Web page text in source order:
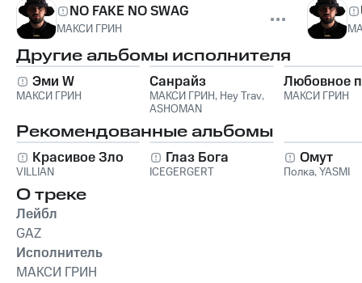
NO FAKE NO SWAG
МАКСИ ГРИН
Другие альбомы исполнителя
Эми W
МАКСИ ГРИН
Санрайз
МАКСИ ГРИН, Hey Trav,
ASHOMAN
Любовное
МАКСИ ГРИН
Рекомендованные альбомы
Красивое Зло
VILLIAN
Глаз Бога
ICEGERGERT
Омут
Полка,YASMI
О треке
Лейбл
GAZ
Исполнитель
МАКСИ ГРИН